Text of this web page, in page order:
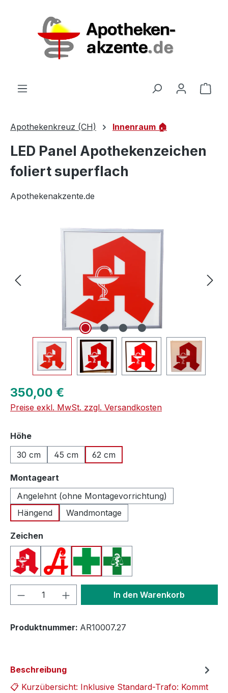
Apothekenkreuz (CH) Innenraum 🏠
LED Panel Apothekenzeichen
foliert superflach
Apothekenakzente.de
Regulärer Preis:
350,00 €
Preise exkl. MwSt. zzgl. Versandkosten
Höheauswählen
30 cm
45 cm 62 cm
Montageart
Angelehnt (ohne Montagevorrichtung)
Hängend
Wandmontage
Zeichen
Apotheken A (Deutschland)
Apotheken A (Österreich)
Apothekenkreuz (International)
Apothekenkreuz (Schweiz)
Produkt Anzahl: Gib denIn den Warenkorb
Produktnummer: AR10007.27
Beschreibung
📋 Kurzübersicht: Inklusive Standard-Trafo: Kommt